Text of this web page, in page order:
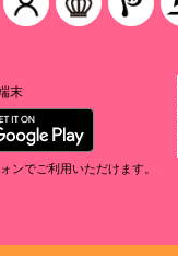
イススタンプ」開催のお
回のテーマは「デビル」
プ」開催のお知らせ
回のテーマは「パラダイ
末
ンでご利用いただけます。